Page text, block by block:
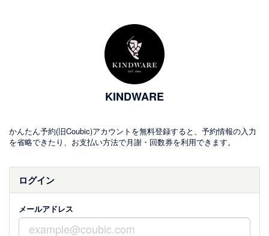
KINDWARE
かんたん予約(旧Coubic)アカウントを無料登録すると、予約情報の入力
を省略できたり、お支払い方法で月謝・回数券を利用できます。
ログイン
メールアドレス